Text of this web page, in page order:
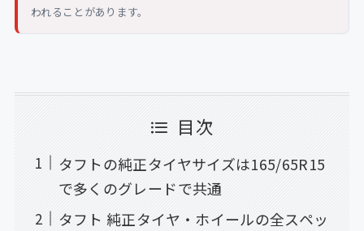
われることがあります。
目次
タフトの純正タイヤサイズは165/65R15
で多くのグレードで共通
タフト 純正タイヤ・ホイールの全スペッ